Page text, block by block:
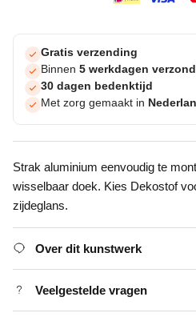
Gratis verzending
Binnen 5 werkdagen
30 dagen bedenktijd
Met zorg gemaakt in
Strak aluminium eenvoudig te
wisselbaar doek. Kies Dekostof
zijdeglans.
Over dit kunstwerk
Veelgestelde vragen